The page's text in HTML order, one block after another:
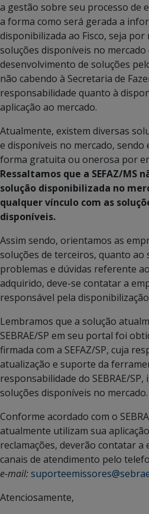
a gestão sobre seu processo de
a forma como será gerada a
disponibilizada ao Fisco, seja por
soluções disponíveis no
desenvolvimento de soluções
não cabendo à Secretaria de
responsabilidade quanto à
aplicação ao mercado.
Atualmente, existem diversas
e disponíveis no mercado, sendo
forma gratuita ou onerosa por
Ressaltamos que a SEFAZ/MS
solução disponibilizada no
qualquer vínculo com as
disponíveis.
Assim sendo, orientamos as
soluções de terceiros, quanto ao
problemas e dúvidas referente
adquirido, deve-se contatar a
responsável pela
Lembramos que a solução
SEBRAE/SP em seu portal foi
firmada com a SEFAZ/SP, cuja
atualização e suporte da
responsabilidade do SEBRAE/
soluções disponíveis no mercado.
Conforme acordado com o
atualmente utilizam sua
reclamações, deverão contatar a
canais de atendimento pelo
e-mail:
Atenciosamente,